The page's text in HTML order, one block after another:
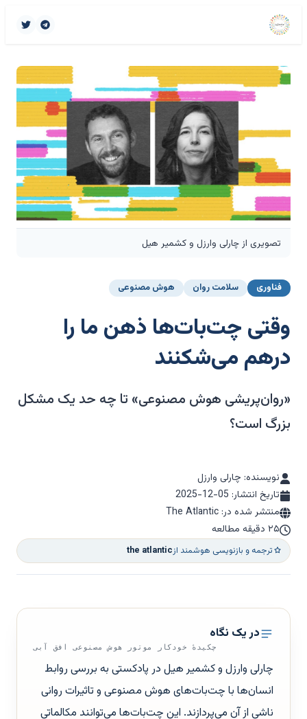
تصویری از چارلی وارزل و کشمیر هیل
فناوری سلامت روان هوش مصنوعی
وقتی چت‌بات‌ها ذهن ما را
درهم می‌شکنند
«روان‌پریشی هوش مصنوعی» تا چه حد یک مشکل
بزرگ است؟
نویسنده: چارلی وارزل
تاریخ انتشار: 2025-12-05
منتشر شده در: The Atlantic
۲۵ دقیقه مطالعه
ترجمه و بازنویسی هوشمند ازthe atlantic
در یک نگاه
چکیدهٔ خودکار موتور هوش مصنوعی افق آبی
چارلی وارزل و کشمیر هیل در پادکستی به بررسی روابط
انسان‌ها با چت‌بات‌های هوش مصنوعی و تاثیرات روانی
ناشی از آن می‌پردازند. این چت‌بات‌ها می‌توانند مکالماتی